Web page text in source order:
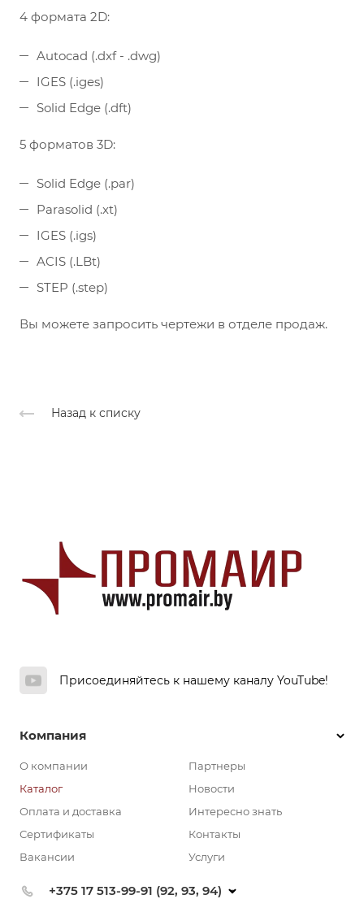
4 формата 2D:
Autocad (.dxf - .dwg)
IGES (.iges)
Solid Edge (.dft)
5 форматов 3D:
Solid Edge (.par)
Parasolid (.xt)
IGES (.igs)
ACIS (.LBt)
STEP (.step)
Вы можете запросить чертежи в отделе продаж.
Назад к списку
Присоединяйтесь к нашему каналу YouTube!
Компания
О компании
Каталог
Оплата и доставка
Сертификаты
Вакансии
Партнеры
Новости
Интересно знать
Контакты
Услуги
+375 17 513-99-91 (92, 93, 94)